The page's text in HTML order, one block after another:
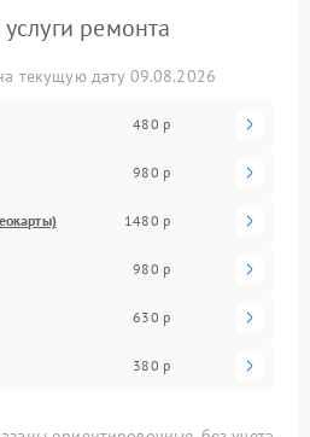
ремонта
текущую дату 09.08.2026
480 р
980 р
1480 р
980 р
630 р
380 р